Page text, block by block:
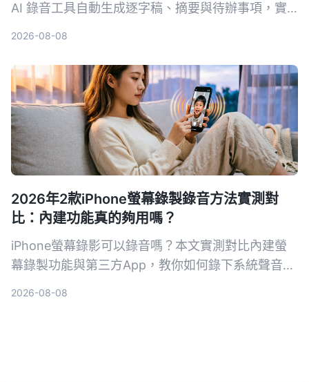
AI 錄音工具自動生成逐字稿、摘要與待辦事項，實
2026-08-08
2026年2款iPhone螢幕錄製錄音方法實測對
比：內建功能真的夠用嗎？
iPhone螢幕錄影可以錄音嗎？本文實測對比內建螢
幕錄製功能與第三方App，教你如何錄下系統聲音和
2026-08-08